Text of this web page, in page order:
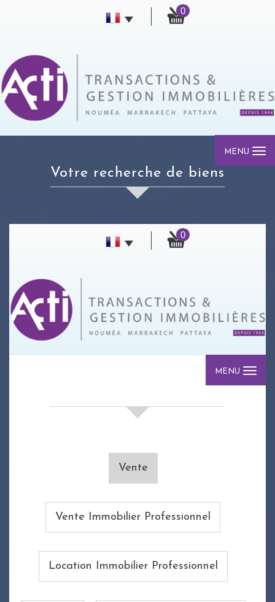
0
MENU
votre recherche de biens
0
MENU
Vente
Vente Immobilier Professionnel
Location Immobilier Professionnel